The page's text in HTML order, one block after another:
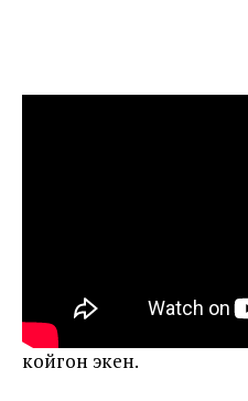
«силерге каттатып,
көрө асманга коё
койгон экен.